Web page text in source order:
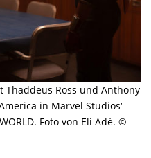
Thaddeus Ross und Anthony
in Marvel Studios‘
Foto von Eli Adé. ©